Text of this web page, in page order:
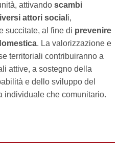
attivando scambi
attori social i,
succitate, al fine di prevenire
. La valorizzazione e
territoriali contribuiranno a
attive, a sostegno della
e dello sviluppo del
individuale che comunitario.